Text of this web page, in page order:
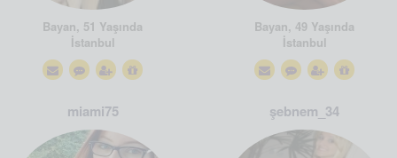
Bayan, 51 Yaşında
İstanbul
Bayan, 49 Yaşında
İstanbul
miami75 şebnem_34